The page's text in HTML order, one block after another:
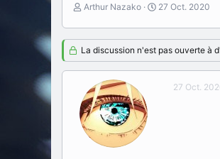
I
i
a
e
u
r
d
Arthur Nazako
D
t
d
e
27 Oct. 2020
La discussion n'est pas ouverte à
27 Oct.